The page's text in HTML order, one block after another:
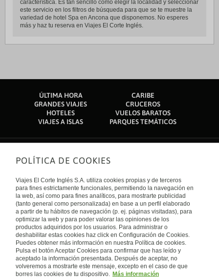
característica. Es tan sencillo como elegir la localidad y seleccionar
este servicio en los filtros de búsqueda para que se te muestre la
variedad de hotel Spa en Ancona que disponemos. No esperes
más y haz tu reserva en Viajes El Corte Inglés.
ÚLTIMA HORA
CARIBE
GRANDES VIAJES
CRUCEROS
HOTELES
VUELOS BARATOS
VIAJES A ISLAS
PARQUES TEMÁTICOS
Sobre nosotros
Quiénes somos
Financiación
Sostenibilidad
Turismo accesible
Tarjeta El Corte Inglés
Trabaja con nosotros
El Corte Inglés
Canal Ético
Enlaces de interés
Guías de viaje
Catálogos
Auto check-in
Condiciones Generales
Política de privacidad
Política de cookies
Accesibilidad
Empresas/ Grupos
Internacional
España
Visita nuestro blog
POLÍTICA DE COOKIES
Viajes El Corte Inglés S.A. utiliza cookies propias y de terceros
para fines estrictamente funcionales, permitiendo la navegación en
la web, así como para fines analíticos, para mostrarte publicidad
(tanto general como personalizada) en base a un perfil elaborado
a partir de tu hábitos de navegación (p. ej. páginas visitadas), para
optimizar la web y para poder valorar las opiniones de los
productos adquiridos por los usuarios. Para administrar o
deshabilitar estas cookies haz click en Configuración de Cookies.
Puedes obtener más información en nuestra Política de cookies.
Pulsa el botón Aceptar Cookies para confirmar que has leído y
aceptado la información presentada. Después de aceptar, no
volveremos a mostrarte este mensaje, excepto en el caso de que
borres las cookies de tu dispositivo. Más información